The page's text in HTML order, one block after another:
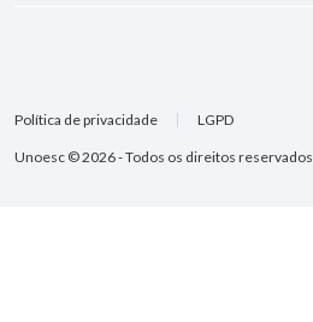
Unoesc © 2026 - Todos os direitos reservados
Política de privacidade LGPD